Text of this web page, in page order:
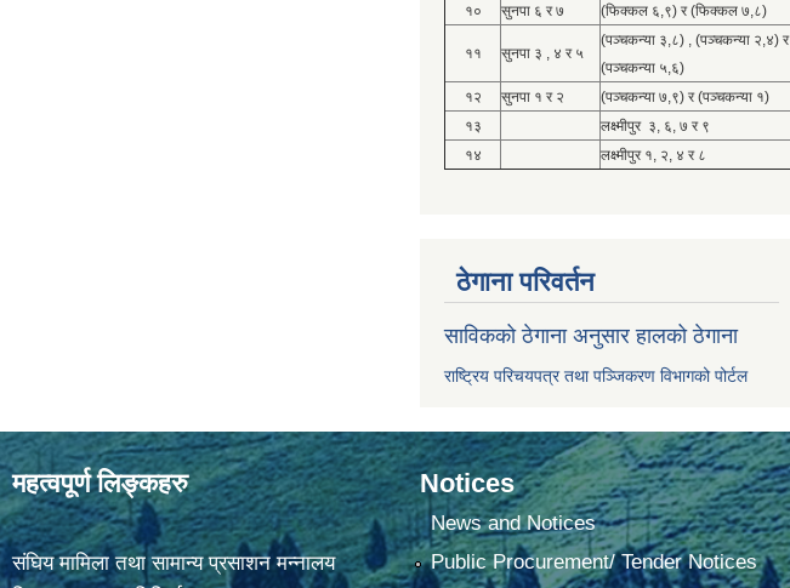
१०
सुनपा ६ र ७ (फिक्कल ६,९) र (फिक्कल ७,८)
११ सुनपा ३ , ४ र ५
(पञ्चकन्या ३,८) , (पञ्चकन्या २,४) र
(पञ्चकन्या ५,६)
१२
सुनपा १ र २
(पञ्चकन्या ७,९) र (पञ्चकन्या १)
१३
लक्ष्मीपुर ३, ६, ७ र ९
१४
लक्ष्मीपुर १, २, ४ र ८
ठेगाना परिवर्तन
साविकको ठेगाना अनुसार हालको ठेगाना
राष्ट्रिय परिचयपत्र तथा पञ्जिकरण विभागको पोर्टल
महत्वपूर्ण लिङ्कहरु
संघिय मामिला तथा सामान्य प्रसाशन मन्नालय
Notices
News and Notices
Public Procurement/ Tender Notices